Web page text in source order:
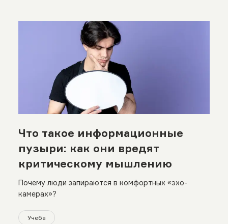
Что такое информационные
пузыри: как они вредят
критическому мышлению
Почему люди запираются в комфортных «эхо-
камерах»?
Учеба